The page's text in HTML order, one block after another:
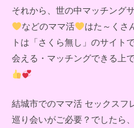
それから、世の中マッチング
などのママ活
はた～くさ
トは「さくら無し」のサイト
会える・マッチングできる上
結城市でのママ活 セックスフ
巡り会いがご必要？でしたら